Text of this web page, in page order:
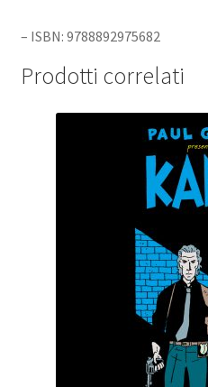
– ISBN: 9788892975682
Prodotti correlati